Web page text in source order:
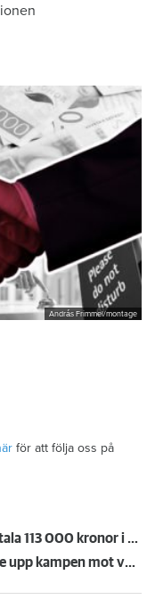
András Frimmel/montage
för att följa oss på
Småbarnspappan Nisar lurades att betala 113 000 kronor i ockerhyra
Paret vill ha rätt att bo kvar – vägrar ge upp kampen mot värden